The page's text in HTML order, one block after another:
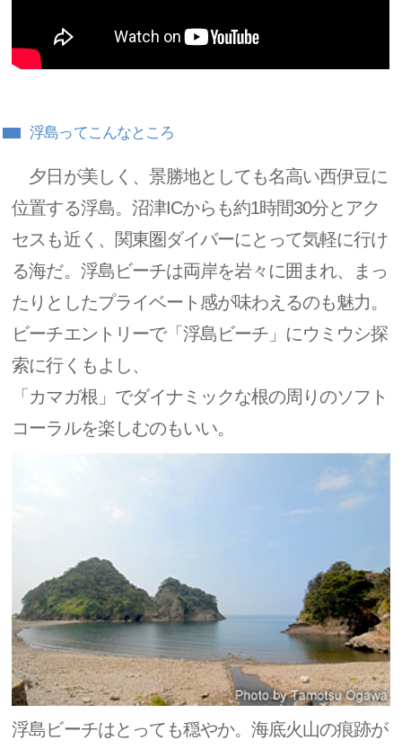
浮島ってこんなところ
夕日が美しく、景勝地としても名高い西伊豆に
位置する浮島。沼津ICからも約1時間30分とアク
セスも近く、関東圏ダイバーにとって気軽に行け
る海だ。浮島ビーチは両岸を岩々に囲まれ、まっ
たりとしたプライベート感が味わえるのも魅力。
ビーチエントリーで「浮島ビーチ」にウミウシ探
索に行くもよし、
「カマガ根」でダイナミックな根の周りのソフト
コーラルを楽しむのもいい。
浮島ビーチはとっても穏やか。海底火山の痕跡が